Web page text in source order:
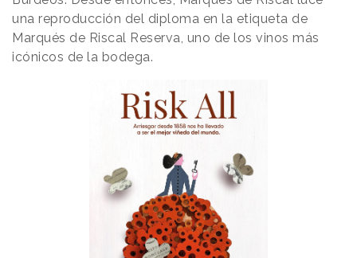
una reproducción del diploma en la etiqueta de
Marqués de Riscal Reserva, uno de los vinos más
icónicos de la bodega.